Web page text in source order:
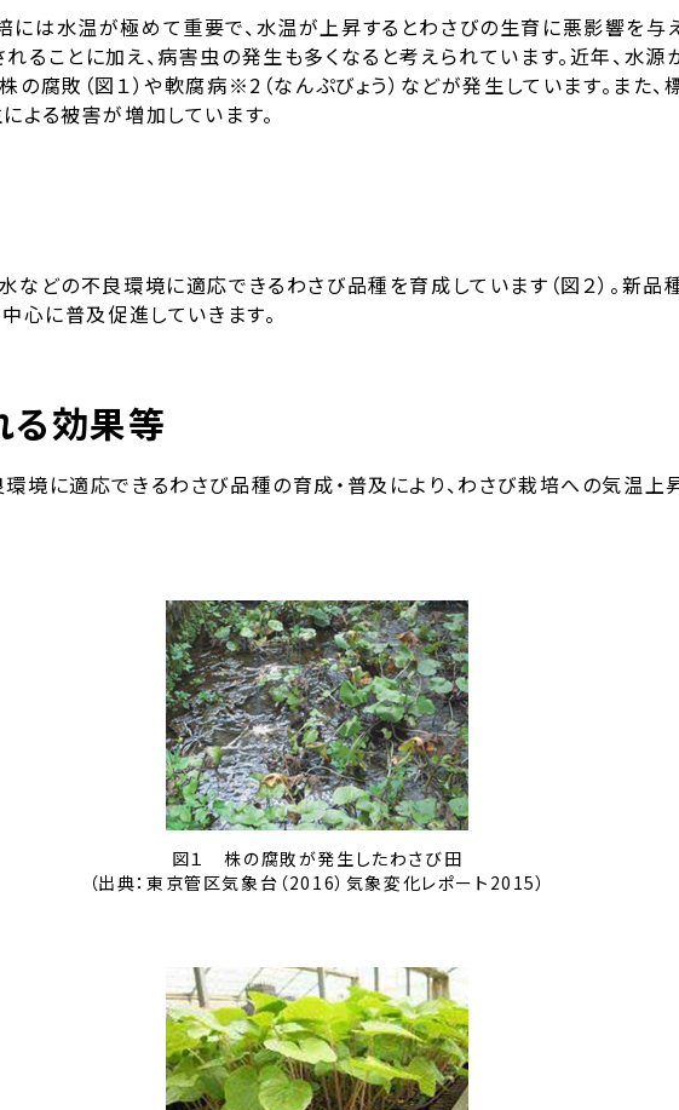
は水温が極めて重要で、水温が上昇するとわさびの生育に悪影響を与
ることに加え、病害虫の発生も多くなると考えられています。近年、水
腐敗（図１）や軟腐病※2（なんぷびょう）などが発生しています。また
よる被害が増加しています。
などの不良環境に適応できるわさび品種を育成しています（図２）。新品
心に普及促進していきます。
る効果等
境に適応できるわさび品種の育成・普及により、わさび栽培への気温上
図１ 株の腐敗が発生したわさび田
（出典：東京管区気象台（2016）気象変化レポート2015）